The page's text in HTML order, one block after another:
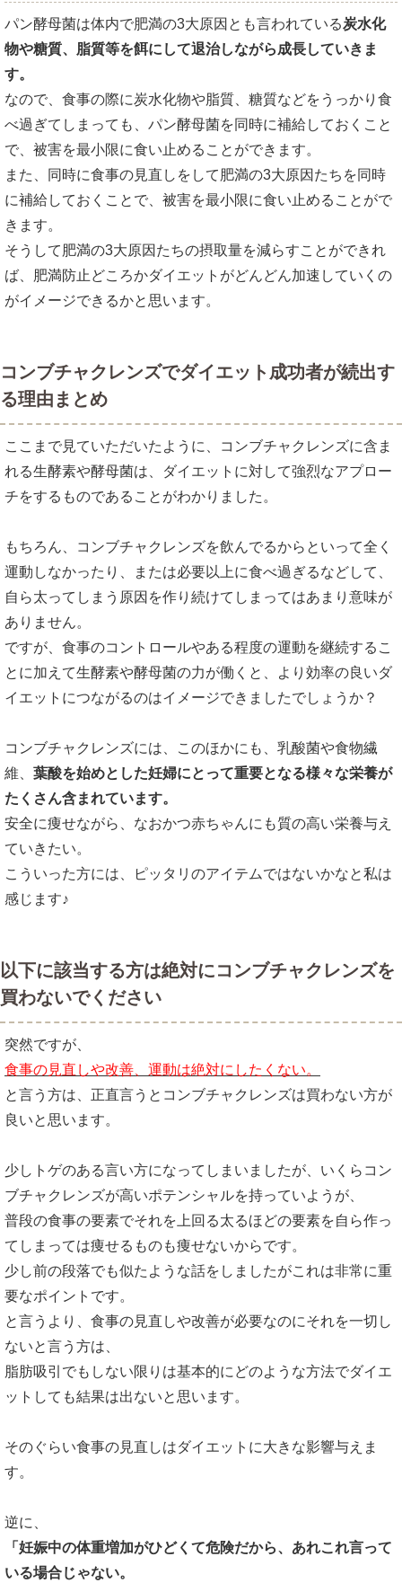
パン酵母菌は体内で肥満の3大原因とも言われている炭水化
物や糖質、脂質等を餌にして退治しながら成長していきま
す。
なので、食事の際に炭水化物や脂質、糖質などをうっかり食
べ過ぎてしまっても、パン酵母菌を同時に補給しておくこと
で、被害を最小限に食い止めることができます。
また、同時に食事の見直しをして肥満の3大原因たちを同時
に補給しておくことで、被害を最小限に食い止めることがで
きます。
そうして肥満の3大原因たちの摂取量を減らすことができれ
ば、肥満防止どころかダイエットがどんどん加速していくの
がイメージできるかと思います。
コンブチャクレンズでダイエット成功者が続出す
る理由まとめ
ここまで見ていただいたように、コンブチャクレンズに含ま
れる生酵素や酵母菌は、ダイエットに対して強烈なアプロー
チをするものであることがわかりました。
もちろん、コンブチャクレンズを飲んでるからといって全く
運動しなかったり、または必要以上に食べ過ぎるなどして、
自ら太ってしまう原因を作り続けてしまってはあまり意味が
ありません。
ですが、食事のコントロールやある程度の運動を継続するこ
とに加えて生酵素や酵母菌の力が働くと、より効率の良いダ
イエットにつながるのはイメージできましたでしょうか？
コンブチャクレンズには、このほかにも、乳酸菌や食物繊
維、 葉酸を始めとした妊婦にとって重要となる様々な栄養が
たくさん含まれています。
安全に痩せながら、なおかつ赤ちゃんにも質の高い栄養与え
ていきたい。
こういった方には、ピッタリのアイテムではないかなと私は
感じます♪
以下に該当する方は絶対にコンブチャクレンズを
買わないでください
突然ですが、
食事の見直しや改善、運動は絶対にしたくない。
と言う方は、正直言うとコンブチャクレンズは買わない方が
良いと思います。
少しトゲのある言い方になってしまいましたが、いくらコン
ブチャクレンズが高いポテンシャルを持っていようが、
普段の食事の要素でそれを上回る太るほどの要素を自ら作っ
てしまっては痩せるものも痩せないからです。
少し前の段落でも似たような話をしましたがこれは非常に重
要なポイントです。
と言うより、食事の見直しや改善が必要なのにそれを一切し
ないと言う方は、
脂肪吸引でもしない限りは基本的にどのような方法でダイエ
ットしても結果は出ないと思います。
そのぐらい食事の見直しはダイエットに大きな影響与えま
す。
逆に、
「妊娠中の体重増加がひどくて危険だから、あれこれ言って
いる場合じゃない。